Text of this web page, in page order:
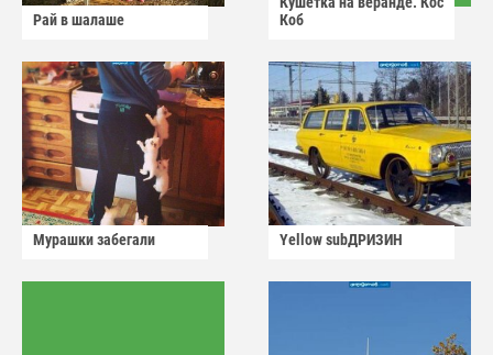
Рай в шалаше
Коб
Мурашки забегали Yellow subДРИЗИН